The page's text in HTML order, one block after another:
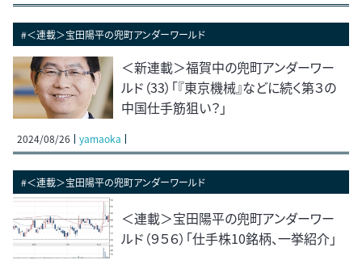
#＜連載＞宝田陽平の兜町アンダーワールド
＜新連載＞福賀中の兜町アンダーワー
ルド（33）「『東京機械』などに続く第３の
中国仕手筋狙い？」
2024/08/26 yamaoka
#＜連載＞宝田陽平の兜町アンダーワールド
＜連載＞宝田陽平の兜町アンダーワー
ルド（９５６）「仕手株10銘柄、一挙紹介」